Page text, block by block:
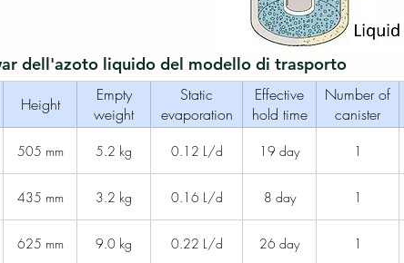
dell'azoto liquido del modello di trasporto
Height
Empty
weight
Static
evaporation
Effective
hold time
Number of
canister
505 mm 5.2 kg 0.12 L/d 19 day 1
435 mm 3.2 kg 0.16 L/d 8 day 1
625 mm 9.0 kg 0.22 L/d 26 day 1